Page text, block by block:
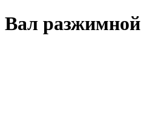
Вал разжимной